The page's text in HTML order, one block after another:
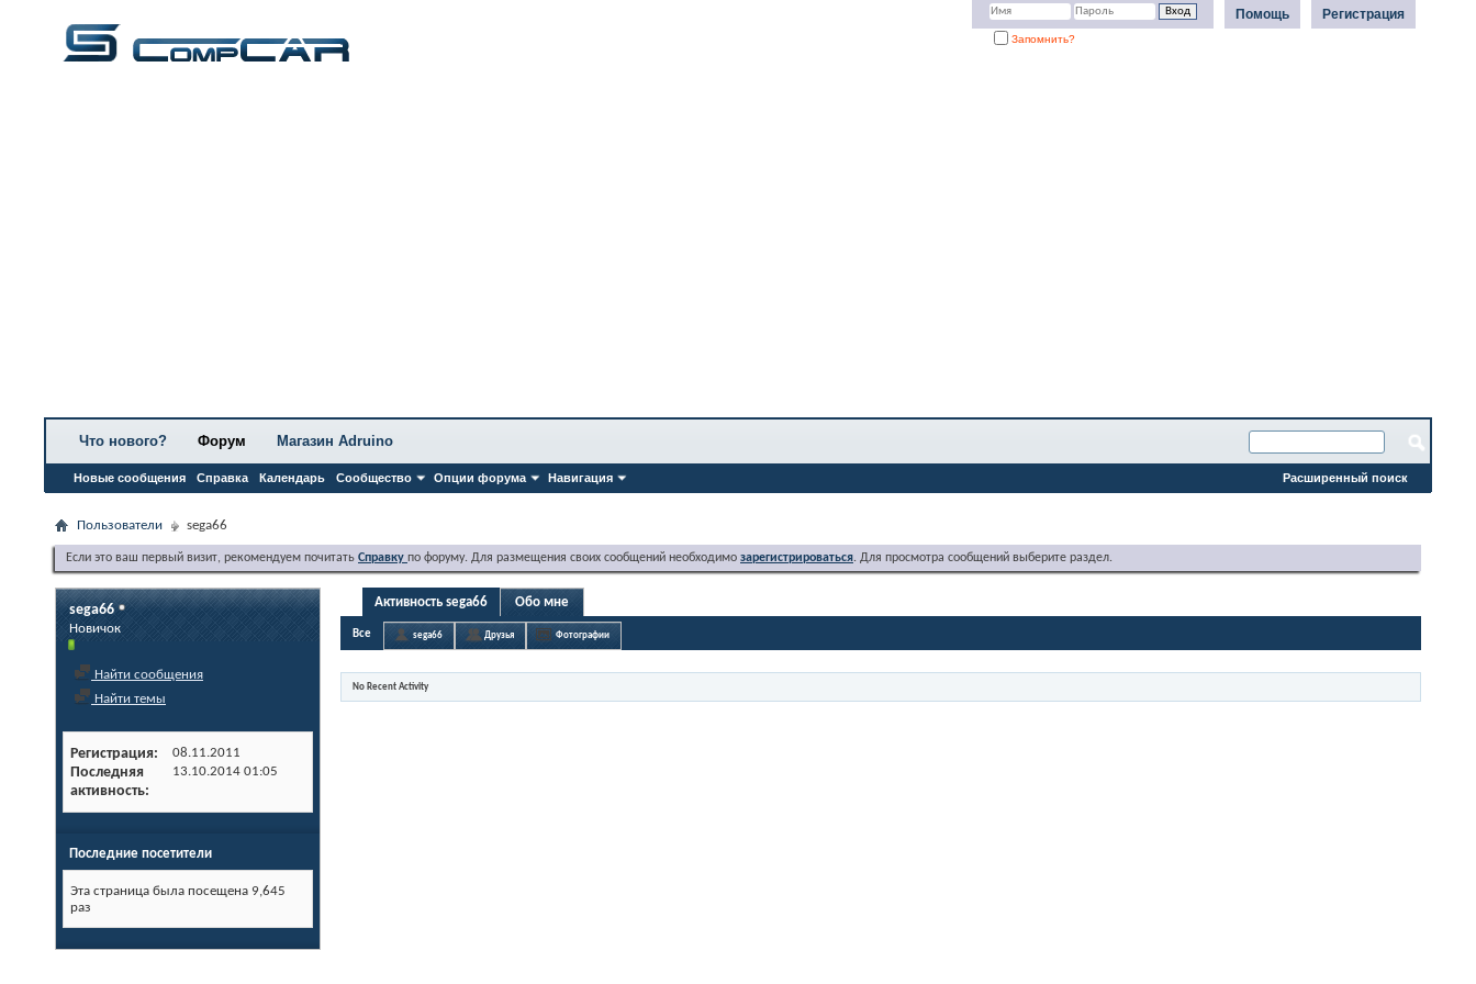
Регистрация
Помощь
Запомнить?
Что нового? Форум
Новые сообщения Справка Календарь Сообщество Опции форума Навигация
Магазин Adruino
Расширенный поиск
Пользователи sega66
Если это ваш первый визит, рекомендуем почитать Справку по форуму. Для размещения своих сообщений необходимо зарегистрироваться. Для просмотра сообщений выберите раздел.
sega66
Новичок
Найти сообщения
Найти темы
Регистрация 08.11.2011
Последняя
активность
13.10.2014 01:05
Последние посетители
Эта страница была посещена 9,645
раз
Активность sega66 Обо мне
Все sega66 Друзья Фотографии
No Recent Activity